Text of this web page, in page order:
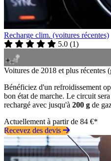
Recharge clim. (voitures récentes)
5.0 (1)
Voitures de 2018 et plus récentes
Bénéficiez d'un refroidissement
bon état de marche. Le circuit
rechargé avec jusqu'à 200 g de
Actuellement à partir de 84 €*
Recevez des devis